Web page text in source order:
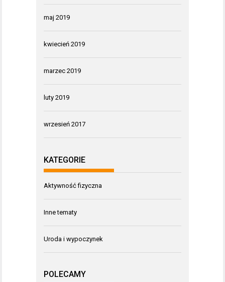
maj 2019
kwiecień 2019
marzec 2019
luty 2019
wrzesień 2017
KATEGORIE
Aktywność fizyczna
Inne tematy
Uroda i wypoczynek
POLECAMY